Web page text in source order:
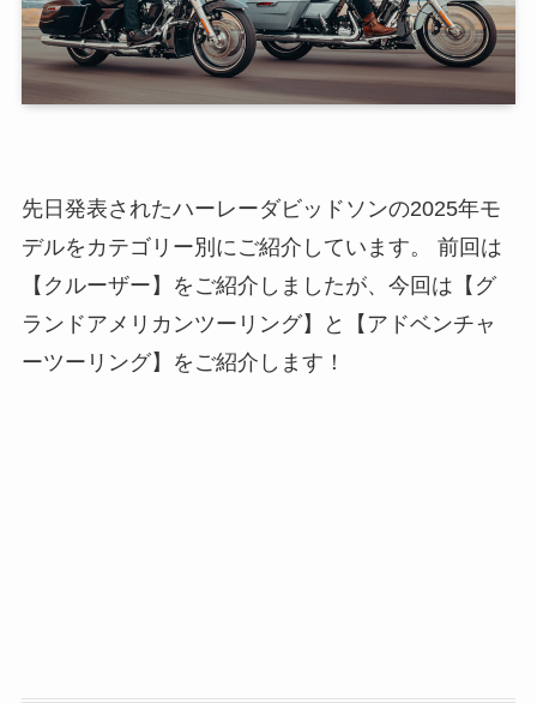
先日発表されたハーレーダビッドソンの2025年モ
デルをカテゴリー別にご紹介しています。 前回は
【クルーザー】をご紹介しましたが、今回は【グ
ランドアメリカンツーリング】と【アドベンチャ
ーツーリング】をご紹介します！